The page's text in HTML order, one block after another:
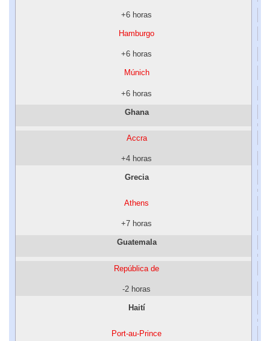
+6 horas
Hamburgo
+6 horas
Múnich
+6 horas
Ghana
Accra
+4 horas
Grecia
Athens
+7 horas
Guatemala
República de
-2 horas
Haití
Port-au-Prince